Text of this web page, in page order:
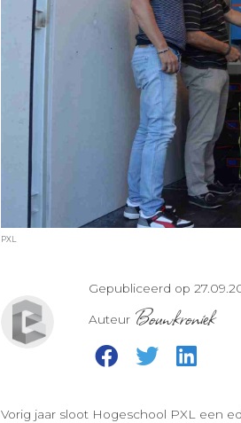
PXL
Gepubliceerd op
Auteur Bouwkroniek
Vorig jaar sloot Hogeschool PXL een